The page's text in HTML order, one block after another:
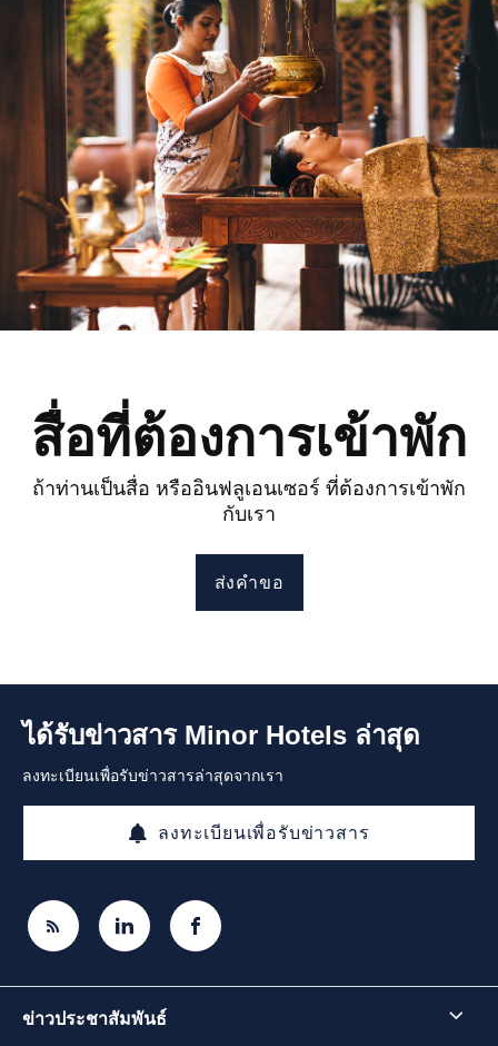
สื่อที่ต้องการเข้าพัก
ถ้าท่านเป็นสื่อ หรืออินฟลูเอนเซอร์ ที่ต้องการเข้าพัก
กับเรา
ส่งคำขอ
ได้รับข่าวสาร Minor Hotels ล่าสุด
ลงทะเบียนเพื่อรับข่าวสารล่าสุดจากเรา
ลงทะเบียนเพื่อรับข่าวสาร
ข่าวประชาสัมพันธ์